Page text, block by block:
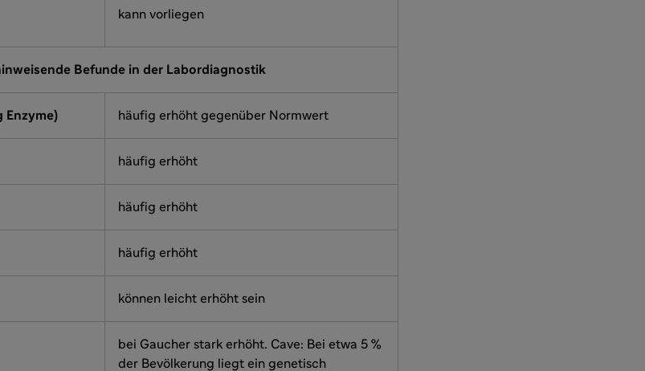
kann vorliegen
Befunde in der Labordiagnostik
Enzyme) häufig erhöht gegenüber Normwert
häufig erhöht
häufig erhöht
häufig erhöht
können leicht erhöht sein
bei Gaucher stark erhöht. Cave: Bei etwa 5 %
der Bevölkerung liegt ein genetisch